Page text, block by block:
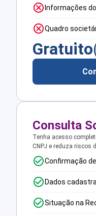
Informações
Quadro
Gratuito
Consulta
Tenha acesso
CNPJ e reduza riscos
Confirmação
Dados
Situação na